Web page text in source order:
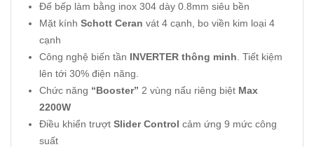
Đế bếp làm bằng inox 304 dày 0.8mm siêu bền
Mặt kính Schott Ceran vát 4 cạnh, bo viền kim loại 4
cạnh
Công nghệ biến tần INVERTER thông minh . Tiết kiệm
lên tới 30% điện năng.
Chức năng “Booster” 2 vùng nấu riêng biệt Max
2200W
Điều khiển trượt Slider Control cảm ứng 9 mức công
suất